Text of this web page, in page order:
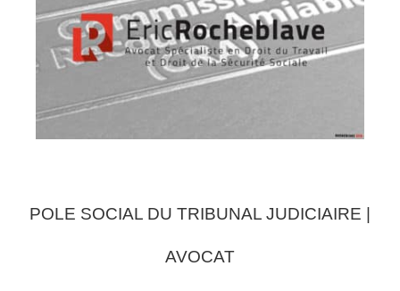
POLE SOCIAL DU TRIBUNAL JUDICIAIRE |
AVOCAT